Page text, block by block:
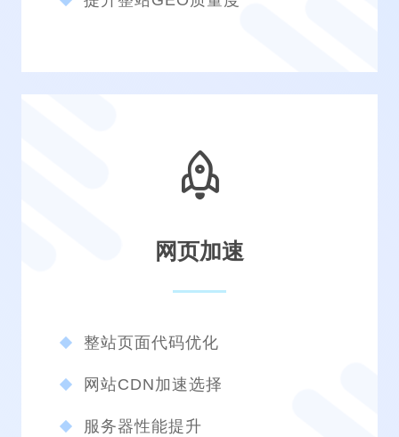
网页加速
整站页面代码优化
网站CDN加速选择
服务器性能提升